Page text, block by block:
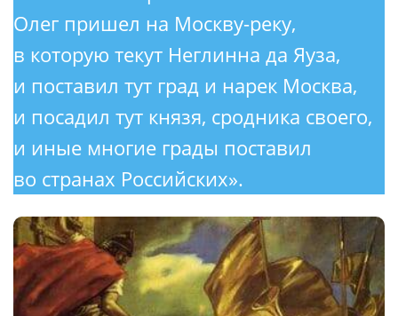
Олег пришел на Москву-реку,
в которую текут Неглинна да Яуза,
и поставил тут град и нарек Москва,
и посадил тут князя, сродника своего,
и иные многие грады поставил
во странах Российских».